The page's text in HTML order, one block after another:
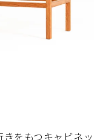
をもつキャビネッ